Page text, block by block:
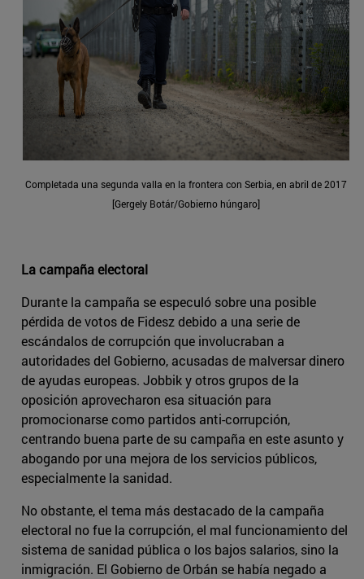
Completada una segunda valla en la frontera con Serbia, en abril de 2017
[Gergely Botár/Gobierno húngaro]
La campaña electoral
Durante la campaña se especuló sobre una posible
pérdida de votos de Fidesz debido a una serie de
escándalos de corrupción que involucraban a
autoridades del Gobierno, acusadas de malversar dinero
de ayudas europeas. Jobbik y otros grupos de la
oposición aprovecharon esa situación para
promocionarse como partidos anti-corrupción,
centrando buena parte de su campaña en este asunto y
abogando por una mejora de los servicios públicos,
especialmente la sanidad.
No obstante, el tema más destacado de la campaña
electoral no fue la corrupción, el mal funcionamiento del
sistema de sanidad pública o los bajos salarios, sino la
inmigración. El Gobierno de Orbán se había negado a